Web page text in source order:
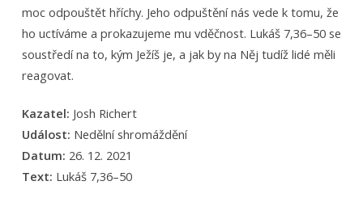
moc odpouštět hříchy. Jeho odpuštění nás vede k tomu, že
ho uctíváme a prokazujeme mu vděčnost. Lukáš 7,36–50 se
soustředí na to, kým Ježíš je, a jak by na Něj tudíž lidé měli
reagovat.
Kazatel: Josh Richert
Událost: Nedělní shromáždění
Datum: 26. 12. 2021
Text: Lukáš 7,36–50